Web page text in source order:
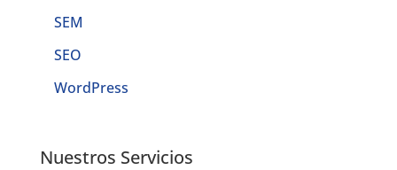
SEM
SEO
WordPress
Nuestros Servicios